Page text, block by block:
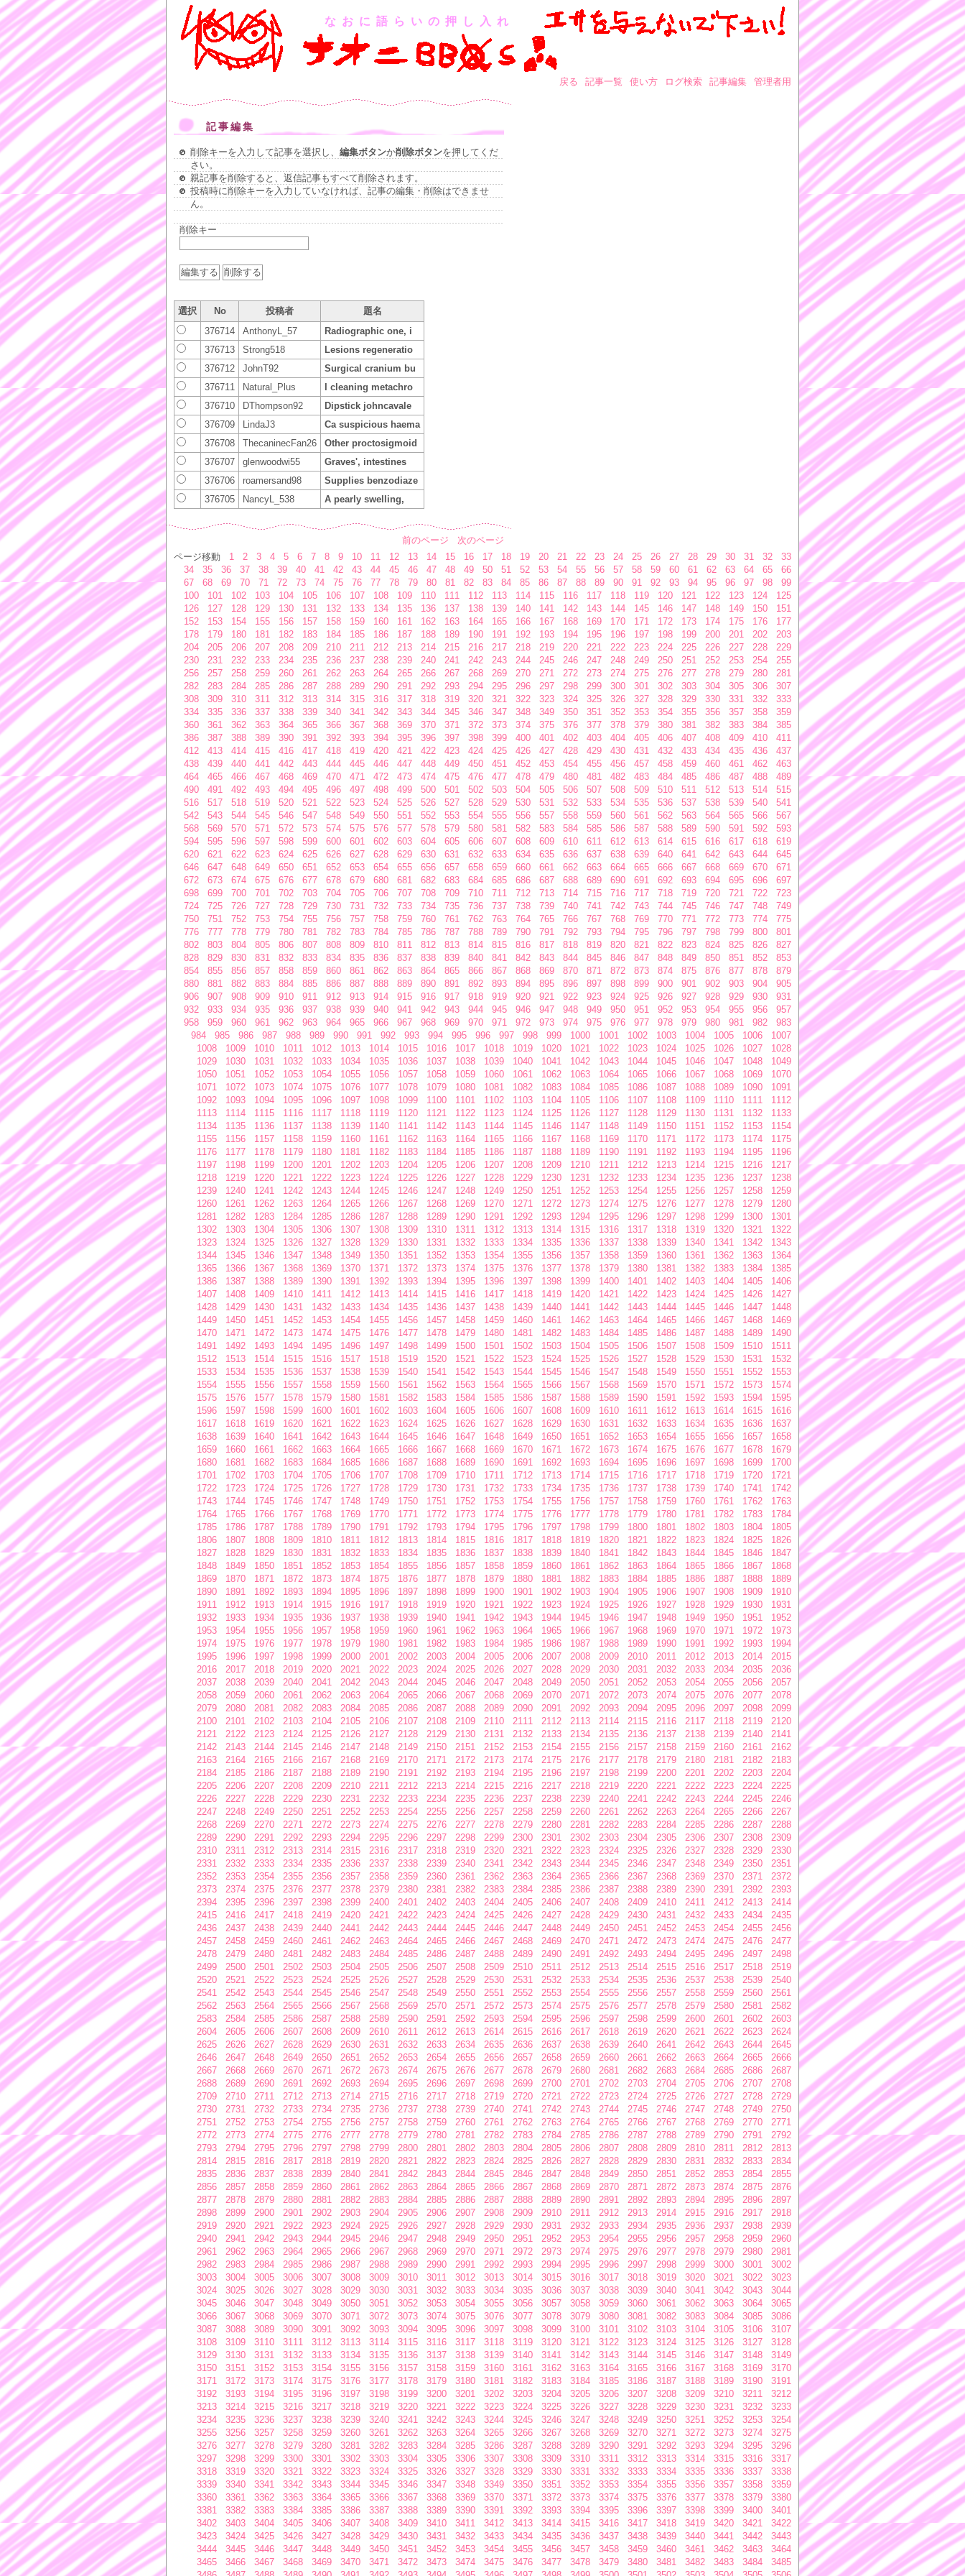
なおに語らいの押し入れ
戻る 記事一覧 使い方 ログ検索 記事編集 管理者用
記事編集
削除キーを入力して記事を選択し、 編集ボタンか削除ボタンを押してくだ
さい。
親記事を削除すると、返信記事もすべて削除されます。
投稿時に削除キーを入力していなければ、記事の編集・削除はできませ
ん。
削除キー
選択 No 投稿者
題名
376714
AnthonyL_57
Radiographic one, i
376713
Strong518
Lesions regeneratio
376712
JohnT92
Surgical cranium bu
376711
Natural_Plus
I cleaning metachro
376710
DThompson92
Dipstick johncavale
376709
LindaJ3
Ca suspicious haema
376708
ThecaninecFan26
Other proctosigmoid
376707
glenwoodwi55
Graves', intestines
376706
roamersand98
Supplies benzodiaze
376705
NancyL_538 A pearly swelling,
前のページ
次のページ
ページ移動
1 2 3 4 5 6 7 8 9 10 11 12 13 14 15 16 17 18 19 20 21 22 23 24 25 26 27 28 29 30 31 32
33
34
35 36 37 38 39 40 41 42 43 44 45 46 47 48 49 50 51 52 53 54 55 56 57 58 59 60 61 62 63 64 65
66
67
68 69 70 71 72 73 74 75 76 77 78 79 80 81 82 83 84 85 86 87 88 89 90 91 92 93 94 95 96 97 98
99
100
101 102 103 104 105 106 107 108 109 110 111 112 113 114 115 116 117 118 119 120 121 122 123 124
125
126
127 128 129 130 131 132 133 134 135 136 137 138 139 140 141 142 143 144 145 146 147 148 149 150
151
152
153 154 155 156 157 158 159 160 161 162 163 164 165 166 167 168 169 170 171 172 173 174 175 176
177
178
179 180 181 182 183 184 185 186 187 188 189 190 191 192 193 194 195 196 197 198 199 200 201 202
203
204
205 206 207 208 209 210 211 212 213 214 215 216 217 218 219 220 221 222 223 224 225 226 227 228
229
230
231 232 233 234 235 236 237 238 239 240 241 242 243 244 245 246 247 248 249 250 251 252 253 254
255
256
257 258 259 260 261 262 263 264 265 266 267 268 269 270 271 272 273 274 275 276 277 278 279 280
281
282
283 284 285 286 287 288 289 290 291 292 293 294 295 296 297 298 299 300 301 302 303 304 305 306
307
308
309 310 311 312 313 314 315 316 317 318 319 320 321 322 323 324 325 326 327 328 329 330 331 332
333
334
335 336 337 338 339 340 341 342 343 344 345 346 347 348 349 350 351 352 353 354 355 356 357 358
359
360
361 362 363 364 365 366 367 368 369 370 371 372 373 374 375 376 377 378 379 380 381 382 383 384
385
386
387 388 389 390 391 392 393 394 395 396 397 398 399 400 401 402 403 404 405 406 407 408 409 410
411
412
413 414 415 416 417 418 419 420 421 422 423 424 425 426 427 428 429 430 431 432 433 434 435 436
437
438
439 440 441 442 443 444 445 446 447 448 449 450 451 452 453 454 455 456 457 458 459 460 461 462
463
464
465 466 467 468 469 470 471 472 473 474 475 476 477 478 479 480 481 482 483 484 485 486 487 488
489
490
491 492 493 494 495 496 497 498 499 500 501 502 503 504 505 506 507 508 509 510 511 512 513 514
515
516
517 518 519 520 521 522 523 524 525 526 527 528 529 530 531 532 533 534 535 536 537 538 539 540
541
542
543 544 545 546 547 548 549 550 551 552 553 554 555 556 557 558 559 560 561 562 563 564 565 566
567
568
569 570 571 572 573 574 575 576 577 578 579 580 581 582 583 584 585 586 587 588 589 590 591 592
593
594
595 596 597 598 599 600 601 602 603 604 605 606 607 608 609 610 611 612 613 614 615 616 617 618
619
620
621 622 623 624 625 626 627 628 629 630 631 632 633 634 635 636 637 638 639 640 641 642 643 644
645
646
647 648 649 650 651 652 653 654 655 656 657 658 659 660 661 662 663 664 665 666 667 668 669 670
671
672
673 674 675 676 677 678 679 680 681 682 683 684 685 686 687 688 689 690 691 692 693 694 695 696
697
698
699 700 701 702 703 704 705 706 707 708 709 710 711 712 713 714 715 716 717 718 719 720 721 722
723
724
725 726 727 728 729 730 731 732 733 734 735 736 737 738 739 740 741 742 743 744 745 746 747 748
749
750
751 752 753 754 755 756 757 758 759 760 761 762 763 764 765 766 767 768 769 770 771 772 773 774
775
776
777 778 779 780 781 782 783 784 785 786 787 788 789 790 791 792 793 794 795 796 797 798 799 800
801
802
803 804 805 806 807 808 809 810 811 812 813 814 815 816 817 818 819 820 821 822 823 824 825 826
827
828
829 830 831 832 833 834 835 836 837 838 839 840 841 842 843 844 845 846 847 848 849 850 851 852
853
854
855 856 857 858 859 860 861 862 863 864 865 866 867 868 869 870 871 872 873 874 875 876 877 878
879
880
881 882 883 884 885 886 887 888 889 890 891 892 893 894 895 896 897 898 899 900 901 902 903 904
905
906
907 908 909 910 911 912 913 914 915 916 917 918 919 920 921 922 923 924 925 926 927 928 929 930
931
932
933 934 935 936 937 938 939 940 941 942 943 944 945 946 947 948 949 950 951 952 953 954 955 956
957
958
959 960 961 962 963 964 965 966 967 968 969 970 971 972 973 974 975 976 977 978 979 980 981 982
983
984
985 986 987 988 989 990 991 992 993 994 995 996 997 998 999 1000 1001 1002 1003 1004 1005 1006
1007
1008
1009 1010 1011 1012 1013 1014 1015 1016 1017 1018 1019 1020 1021 1022 1023 1024 1025 1026 1027
1028
1029
1030 1031 1032 1033 1034 1035 1036 1037 1038 1039 1040 1041 1042 1043 1044 1045 1046 1047 1048
1049
1050
1051 1052 1053 1054 1055 1056 1057 1058 1059 1060 1061 1062 1063 1064 1065 1066 1067 1068 1069
1070
1071
1072 1073 1074 1075 1076 1077 1078 1079 1080 1081 1082 1083 1084 1085 1086 1087 1088 1089 1090
1091
1092
1093 1094 1095 1096 1097 1098 1099 1100 1101 1102 1103 1104 1105 1106 1107 1108 1109 1110 1111
1112
1113
1114 1115 1116 1117 1118 1119 1120 1121 1122 1123 1124 1125 1126 1127 1128 1129 1130 1131 1132
1133
1134
1135 1136 1137 1138 1139 1140 1141 1142 1143 1144 1145 1146 1147 1148 1149 1150 1151 1152 1153
1154
1155
1156 1157 1158 1159 1160 1161 1162 1163 1164 1165 1166 1167 1168 1169 1170 1171 1172 1173 1174
1175
1176
1177 1178 1179 1180 1181 1182 1183 1184 1185 1186 1187 1188 1189 1190 1191 1192 1193 1194 1195
1196
1197
1198 1199 1200 1201 1202 1203 1204 1205 1206 1207 1208 1209 1210 1211 1212 1213 1214 1215 1216
1217
1218
1219 1220 1221 1222 1223 1224 1225 1226 1227 1228 1229 1230 1231 1232 1233 1234 1235 1236 1237
1238
1239
1240 1241 1242 1243 1244 1245 1246 1247 1248 1249 1250 1251 1252 1253 1254 1255 1256 1257 1258
1259
1260
1261 1262 1263 1264 1265 1266 1267 1268 1269 1270 1271 1272 1273 1274 1275 1276 1277 1278 1279
1280
1281
1282 1283 1284 1285 1286 1287 1288 1289 1290 1291 1292 1293 1294 1295 1296 1297 1298 1299 1300
1301
1302
1303 1304 1305 1306 1307 1308 1309 1310 1311 1312 1313 1314 1315 1316 1317 1318 1319 1320 1321
1322
1323
1324 1325 1326 1327 1328 1329 1330 1331 1332 1333 1334 1335 1336 1337 1338 1339 1340 1341 1342
1343
1344
1345 1346 1347 1348 1349 1350 1351 1352 1353 1354 1355 1356 1357 1358 1359 1360 1361 1362 1363
1364
1365
1366 1367 1368 1369 1370 1371 1372 1373 1374 1375 1376 1377 1378 1379 1380 1381 1382 1383 1384
1385
1386
1387 1388 1389 1390 1391 1392 1393 1394 1395 1396 1397 1398 1399 1400 1401 1402 1403 1404 1405
1406
1407
1408 1409 1410 1411 1412 1413 1414 1415 1416 1417 1418 1419 1420 1421 1422 1423 1424 1425 1426
1427
1428
1429 1430 1431 1432 1433 1434 1435 1436 1437 1438 1439 1440 1441 1442 1443 1444 1445 1446 1447
1448
1449
1450 1451 1452 1453 1454 1455 1456 1457 1458 1459 1460 1461 1462 1463 1464 1465 1466 1467 1468
1469
1470
1471 1472 1473 1474 1475 1476 1477 1478 1479 1480 1481 1482 1483 1484 1485 1486 1487 1488 1489
1490
1491
1492 1493 1494 1495 1496 1497 1498 1499 1500 1501 1502 1503 1504 1505 1506 1507 1508 1509 1510
1511
1512
1513 1514 1515 1516 1517 1518 1519 1520 1521 1522 1523 1524 1525 1526 1527 1528 1529 1530 1531
1532
1533
1534 1535 1536 1537 1538 1539 1540 1541 1542 1543 1544 1545 1546 1547 1548 1549 1550 1551 1552
1553
1554
1555 1556 1557 1558 1559 1560 1561 1562 1563 1564 1565 1566 1567 1568 1569 1570 1571 1572 1573
1574
1575
1576 1577 1578 1579 1580 1581 1582 1583 1584 1585 1586 1587 1588 1589 1590 1591 1592 1593 1594
1595
1596
1597 1598 1599 1600 1601 1602 1603 1604 1605 1606 1607 1608 1609 1610 1611 1612 1613 1614 1615
1616
1617
1618 1619 1620 1621 1622 1623 1624 1625 1626 1627 1628 1629 1630 1631 1632 1633 1634 1635 1636
1637
1638
1639 1640 1641 1642 1643 1644 1645 1646 1647 1648 1649 1650 1651 1652 1653 1654 1655 1656 1657
1658
1659
1660 1661 1662 1663 1664 1665 1666 1667 1668 1669 1670 1671 1672 1673 1674 1675 1676 1677 1678
1679
1680
1681 1682 1683 1684 1685 1686 1687 1688 1689 1690 1691 1692 1693 1694 1695 1696 1697 1698 1699
1700
1701
1702 1703 1704 1705 1706 1707 1708 1709 1710 1711 1712 1713 1714 1715 1716 1717 1718 1719 1720
1721
1722
1723 1724 1725 1726 1727 1728 1729 1730 1731 1732 1733 1734 1735 1736 1737 1738 1739 1740 1741
1742
1743
1744 1745 1746 1747 1748 1749 1750 1751 1752 1753 1754 1755 1756 1757 1758 1759 1760 1761 1762
1763
1764
1765 1766 1767 1768 1769 1770 1771 1772 1773 1774 1775 1776 1777 1778 1779 1780 1781 1782 1783
1784
1785
1786 1787 1788 1789 1790 1791 1792 1793 1794 1795 1796 1797 1798 1799 1800 1801 1802 1803 1804
1805
1806
1807 1808 1809 1810 1811 1812 1813 1814 1815 1816 1817 1818 1819 1820 1821 1822 1823 1824 1825
1826
1827
1828 1829 1830 1831 1832 1833 1834 1835 1836 1837 1838 1839 1840 1841 1842 1843 1844 1845 1846
1847
1848
1849 1850 1851 1852 1853 1854 1855 1856 1857 1858 1859 1860 1861 1862 1863 1864 1865 1866 1867
1868
1869
1870 1871 1872 1873 1874 1875 1876 1877 1878 1879 1880 1881 1882 1883 1884 1885 1886 1887 1888
1889
1890
1891 1892 1893 1894 1895 1896 1897 1898 1899 1900 1901 1902 1903 1904 1905 1906 1907 1908 1909
1910
1911
1912 1913 1914 1915 1916 1917 1918 1919 1920 1921 1922 1923 1924 1925 1926 1927 1928 1929 1930
1931
1932
1933 1934 1935 1936 1937 1938 1939 1940 1941 1942 1943 1944 1945 1946 1947 1948 1949 1950 1951
1952
1953
1954 1955 1956 1957 1958 1959 1960 1961 1962 1963 1964 1965 1966 1967 1968 1969 1970 1971 1972
1973
1974
1975 1976 1977 1978 1979 1980 1981 1982 1983 1984 1985 1986 1987 1988 1989 1990 1991 1992 1993
1994
1995
1996 1997 1998 1999 2000 2001 2002 2003 2004 2005 2006 2007 2008 2009 2010 2011 2012 2013 2014
2015
2016
2017 2018 2019 2020 2021 2022 2023 2024 2025 2026 2027 2028 2029 2030 2031 2032 2033 2034 2035
2036
2037
2038 2039 2040 2041 2042 2043 2044 2045 2046 2047 2048 2049 2050 2051 2052 2053 2054 2055 2056
2057
2058
2059 2060 2061 2062 2063 2064 2065 2066 2067 2068 2069 2070 2071 2072 2073 2074 2075 2076 2077
2078
2079
2080 2081 2082 2083 2084 2085 2086 2087 2088 2089 2090 2091 2092 2093 2094 2095 2096 2097 2098
2099
2100
2101 2102 2103 2104 2105 2106 2107 2108 2109 2110 2111 2112 2113 2114 2115 2116 2117 2118 2119
2120
2121
2122 2123 2124 2125 2126 2127 2128 2129 2130 2131 2132 2133 2134 2135 2136 2137 2138 2139 2140
2141
2142
2143 2144 2145 2146 2147 2148 2149 2150 2151 2152 2153 2154 2155 2156 2157 2158 2159 2160 2161
2162
2163
2164 2165 2166 2167 2168 2169 2170 2171 2172 2173 2174 2175 2176 2177 2178 2179 2180 2181 2182
2183
2184
2185 2186 2187 2188 2189 2190 2191 2192 2193 2194 2195 2196 2197 2198 2199 2200 2201 2202 2203
2204
2205
2206 2207 2208 2209 2210 2211 2212 2213 2214 2215 2216 2217 2218 2219 2220 2221 2222 2223 2224
2225
2226
2227 2228 2229 2230 2231 2232 2233 2234 2235 2236 2237 2238 2239 2240 2241 2242 2243 2244 2245
2246
2247
2248 2249 2250 2251 2252 2253 2254 2255 2256 2257 2258 2259 2260 2261 2262 2263 2264 2265 2266
2267
2268
2269 2270 2271 2272 2273 2274 2275 2276 2277 2278 2279 2280 2281 2282 2283 2284 2285 2286 2287
2288
2289
2290 2291 2292 2293 2294 2295 2296 2297 2298 2299 2300 2301 2302 2303 2304 2305 2306 2307 2308
2309
2310
2311 2312 2313 2314 2315 2316 2317 2318 2319 2320 2321 2322 2323 2324 2325 2326 2327 2328 2329
2330
2331
2332 2333 2334 2335 2336 2337 2338 2339 2340 2341 2342 2343 2344 2345 2346 2347 2348 2349 2350
2351
2352
2353 2354 2355 2356 2357 2358 2359 2360 2361 2362 2363 2364 2365 2366 2367 2368 2369 2370 2371
2372
2373
2374 2375 2376 2377 2378 2379 2380 2381 2382 2383 2384 2385 2386 2387 2388 2389 2390 2391 2392
2393
2394
2395 2396 2397 2398 2399 2400 2401 2402 2403 2404 2405 2406 2407 2408 2409 2410 2411 2412 2413
2414
2415
2416 2417 2418 2419 2420 2421 2422 2423 2424 2425 2426 2427 2428 2429 2430 2431 2432 2433 2434
2435
2436
2437 2438 2439 2440 2441 2442 2443 2444 2445 2446 2447 2448 2449 2450 2451 2452 2453 2454 2455
2456
2457
2458 2459 2460 2461 2462 2463 2464 2465 2466 2467 2468 2469 2470 2471 2472 2473 2474 2475 2476
2477
2478
2479 2480 2481 2482 2483 2484 2485 2486 2487 2488 2489 2490 2491 2492 2493 2494 2495 2496 2497
2498
2499
2500 2501 2502 2503 2504 2505 2506 2507 2508 2509 2510 2511 2512 2513 2514 2515 2516 2517 2518
2519
2520
2521 2522 2523 2524 2525 2526 2527 2528 2529 2530 2531 2532 2533 2534 2535 2536 2537 2538 2539
2540
2541
2542 2543 2544 2545 2546 2547 2548 2549 2550 2551 2552 2553 2554 2555 2556 2557 2558 2559 2560
2561
2562
2563 2564 2565 2566 2567 2568 2569 2570 2571 2572 2573 2574 2575 2576 2577 2578 2579 2580 2581
2582
2583
2584 2585 2586 2587 2588 2589 2590 2591 2592 2593 2594 2595 2596 2597 2598 2599 2600 2601 2602
2603
2604
2605 2606 2607 2608 2609 2610 2611 2612 2613 2614 2615 2616 2617 2618 2619 2620 2621 2622 2623
2624
2625
2626 2627 2628 2629 2630 2631 2632 2633 2634 2635 2636 2637 2638 2639 2640 2641 2642 2643 2644
2645
2646
2647 2648 2649 2650 2651 2652 2653 2654 2655 2656 2657 2658 2659 2660 2661 2662 2663 2664 2665
2666
2667
2668 2669 2670 2671 2672 2673 2674 2675 2676 2677 2678 2679 2680 2681 2682 2683 2684 2685 2686
2687
2688
2689 2690 2691 2692 2693 2694 2695 2696 2697 2698 2699 2700 2701 2702 2703 2704 2705 2706 2707
2708
2709
2710 2711 2712 2713 2714 2715 2716 2717 2718 2719 2720 2721 2722 2723 2724 2725 2726 2727 2728
2729
2730
2731 2732 2733 2734 2735 2736 2737 2738 2739 2740 2741 2742 2743 2744 2745 2746 2747 2748 2749
2750
2751
2752 2753 2754 2755 2756 2757 2758 2759 2760 2761 2762 2763 2764 2765 2766 2767 2768 2769 2770
2771
2772
2773 2774 2775 2776 2777 2778 2779 2780 2781 2782 2783 2784 2785 2786 2787 2788 2789 2790 2791
2792
2793
2794 2795 2796 2797 2798 2799 2800 2801 2802 2803 2804 2805 2806 2807 2808 2809 2810 2811 2812
2813
2814
2815 2816 2817 2818 2819 2820 2821 2822 2823 2824 2825 2826 2827 2828 2829 2830 2831 2832 2833
2834
2835
2836 2837 2838 2839 2840 2841 2842 2843 2844 2845 2846 2847 2848 2849 2850 2851 2852 2853 2854
2855
2856
2857 2858 2859 2860 2861 2862 2863 2864 2865 2866 2867 2868 2869 2870 2871 2872 2873 2874 2875
2876
2877
2878 2879 2880 2881 2882 2883 2884 2885 2886 2887 2888 2889 2890 2891 2892 2893 2894 2895 2896
2897
2898
2899 2900 2901 2902 2903 2904 2905 2906 2907 2908 2909 2910 2911 2912 2913 2914 2915 2916 2917
2918
2919
2920 2921 2922 2923 2924 2925 2926 2927 2928 2929 2930 2931 2932 2933 2934 2935 2936 2937 2938
2939
2940
2941 2942 2943 2944 2945 2946 2947 2948 2949 2950 2951 2952 2953 2954 2955 2956 2957 2958 2959
2960
2961
2962 2963 2964 2965 2966 2967 2968 2969 2970 2971 2972 2973 2974 2975 2976 2977 2978 2979 2980
2981
2982
2983 2984 2985 2986 2987 2988 2989 2990 2991 2992 2993 2994 2995 2996 2997 2998 2999 3000 3001
3002
3003
3004 3005 3006 3007 3008 3009 3010 3011 3012 3013 3014 3015 3016 3017 3018 3019 3020 3021 3022
3023
3024
3025 3026 3027 3028 3029 3030 3031 3032 3033 3034 3035 3036 3037 3038 3039 3040 3041 3042 3043
3044
3045
3046 3047 3048 3049 3050 3051 3052 3053 3054 3055 3056 3057 3058 3059 3060 3061 3062 3063 3064
3065
3066
3067 3068 3069 3070 3071 3072 3073 3074 3075 3076 3077 3078 3079 3080 3081 3082 3083 3084 3085
3086
3087
3088 3089 3090 3091 3092 3093 3094 3095 3096 3097 3098 3099 3100 3101 3102 3103 3104 3105 3106
3107
3108
3109 3110 3111 3112 3113 3114 3115 3116 3117 3118 3119 3120 3121 3122 3123 3124 3125 3126 3127
3128
3129
3130 3131 3132 3133 3134 3135 3136 3137 3138 3139 3140 3141 3142 3143 3144 3145 3146 3147 3148
3149
3150
3151 3152 3153 3154 3155 3156 3157 3158 3159 3160 3161 3162 3163 3164 3165 3166 3167 3168 3169
3170
3171
3172 3173 3174 3175 3176 3177 3178 3179 3180 3181 3182 3183 3184 3185 3186 3187 3188 3189 3190
3191
3192
3193 3194 3195 3196 3197 3198 3199 3200 3201 3202 3203 3204 3205 3206 3207 3208 3209 3210 3211
3212
3213
3214 3215 3216 3217 3218 3219 3220 3221 3222 3223 3224 3225 3226 3227 3228 3229 3230 3231 3232
3233
3234
3235 3236 3237 3238 3239 3240 3241 3242 3243 3244 3245 3246 3247 3248 3249 3250 3251 3252 3253
3254
3255
3256 3257 3258 3259 3260 3261 3262 3263 3264 3265 3266 3267 3268 3269 3270 3271 3272 3273 3274
3275
3276
3277 3278 3279 3280 3281 3282 3283 3284 3285 3286 3287 3288 3289 3290 3291 3292 3293 3294 3295
3296
3297
3298 3299 3300 3301 3302 3303 3304 3305 3306 3307 3308 3309 3310 3311 3312 3313 3314 3315 3316
3317
3318
3319 3320 3321 3322 3323 3324 3325 3326 3327 3328 3329 3330 3331 3332 3333 3334 3335 3336 3337
3338
3339
3340 3341 3342 3343 3344 3345 3346 3347 3348 3349 3350 3351 3352 3353 3354 3355 3356 3357 3358
3359
3360
3361 3362 3363 3364 3365 3366 3367 3368 3369 3370 3371 3372 3373 3374 3375 3376 3377 3378 3379
3380
3381
3382 3383 3384 3385 3386 3387 3388 3389 3390 3391 3392 3393 3394 3395 3396 3397 3398 3399 3400
3401
3402
3403 3404 3405 3406 3407 3408 3409 3410 3411 3412 3413 3414 3415 3416 3417 3418 3419 3420 3421
3422
3423
3424 3425 3426 3427 3428 3429 3430 3431 3432 3433 3434 3435 3436 3437 3438 3439 3440 3441 3442
3443
3444
3445 3446 3447 3448 3449 3450 3451 3452 3453 3454 3455 3456 3457 3458 3459 3460 3461 3462 3463
3464
3465
3466 3467 3468 3469 3470 3471 3472 3473 3474 3475 3476 3477 3478 3479 3480 3481 3482 3483 3484
3485